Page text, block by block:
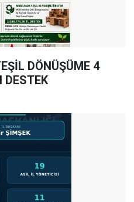
DÖNÜŞÜME 4
DESTEK